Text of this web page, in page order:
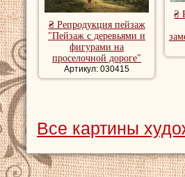
₴ Репродукция пейзаж
"Пейзаж с деревьями и
фигурами на
проселочной дороге"
Артикул: 030415
₴
Все картины